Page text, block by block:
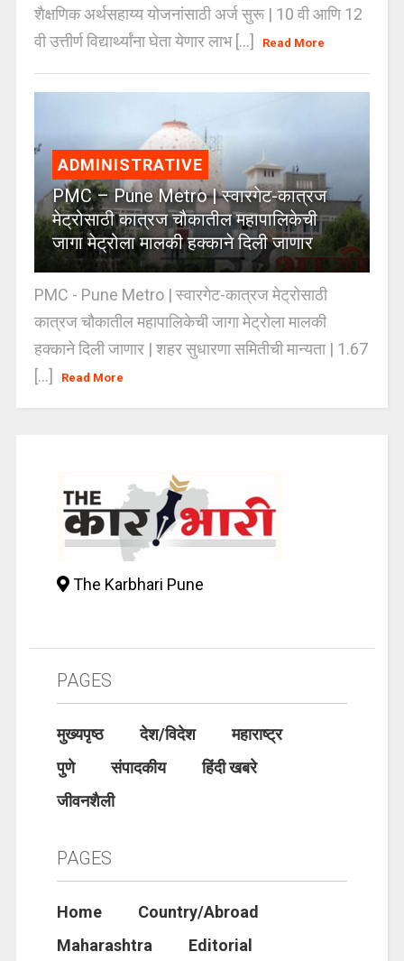
शैक्षणिक अर्थसहाय्य योजनांसाठी अर्ज सुरू | 10 वी आणि 12
वी उत्तीर्ण विद्यार्थ्यांना घेता येणार लाभ [...]
Read More
ADMINISTRATIVE
PMC – Pune Metro | स्वारगेट-कात्रज
मेट्रोसाठी कात्रज चौकातील महापालिकेची
जागा मेट्रोला मालकी हक्काने दिली जाणार
PMC - Pune Metro | स्वारगेट-कात्रज मेट्रोसाठी
कात्रज चौकातील महापालिकेची जागा मेट्रोला मालकी
हक्काने दिली जाणार | शहर सुधारणा समितीची मान्यता | 1.67
[...]
Read More
The Karbhari Pune
PAGES
मुख्यपृष्ठ देश/विदेश
महाराष्ट्र
पुणे
संपादकीय
हिंदी खबरे
जीवनशैली
PAGES
Home
Country/Abroad
Maharashtra
Editorial